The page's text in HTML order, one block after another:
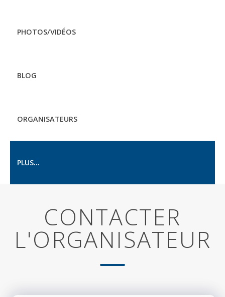
PHOTOS/VIDÉOS
BLOG
ORGANISATEURS
PLUS...
CONTACTER
L'ORGANISATEUR